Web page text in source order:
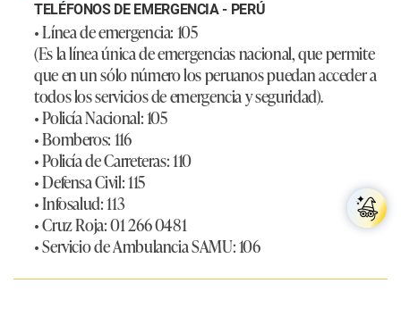
TELÉFONOS DE EMERGENCIA - PERÚ
• Línea de emergencia: 105
(Es la línea única de emergencias nacional, que permite
que en un sólo número los peruanos puedan acceder a
todos los servicios de emergencia y seguridad).
• Policía Nacional: 105
• Bomberos: 116
• Policía de Carreteras: 110
• Defensa Civil: 115
• Infosalud: 113
• Cruz Roja: 01 266 0481
• Servicio de Ambulancia SAMU: 106